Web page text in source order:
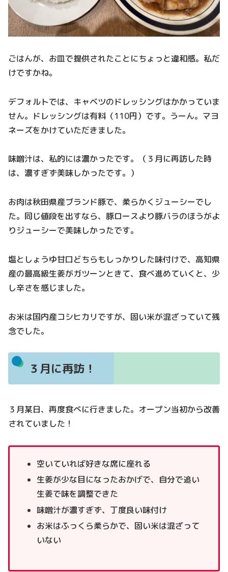
ごはんが、お皿で提供されたことにちょっと違和感。私だ
けですかね。
デフォルトでは、キャベツのドレッシングはかかっていま
せん。ドレッシングは有料（110円）です。うーん。マヨ
ネーズをかけていただきました。
味噌汁は、私的には濃かったです。（３月に再訪した時
は、濃すぎず美味しかったです。）
お肉は秋田県産ブランド豚で、柔らかくジューシーでし
た。同じ値段を出すなら、豚ロースより豚バラのほうがよ
りジューシーで美味しかったです。
塩としょうゆ甘口どちらもしっかりした味付けで、高知県
産の最高級生姜がガツーンときて、食べ進めていくと、少
し辛さを感じました。
お米は国内産コシヒカリですが、固い米が混ざっていて残
念でした。
３月に再訪！
３月某日、再度食べに行きました。オープン当初から改善
されていました！
空いていれば好きな席に座れる
生姜が少な目になったおかげで、自分で追い
生姜で味を調整できた
味噌汁が濃すぎず、丁度良い味付け
お米はふっくら柔らかで、固い米は混ざって
いない